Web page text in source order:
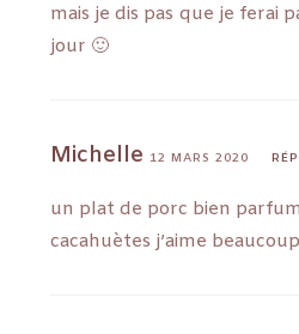
mais je dis pas que je ferai
jour 🙂
Michelle 12 MARS 2020
un plat de porc bien
cacahuètes j’aime